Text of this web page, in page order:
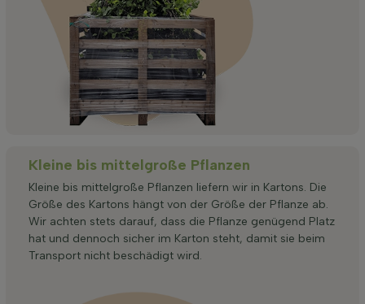
Kleine bis mittelgroße Pflanzen
Kleine bis mittelgroße Pflanzen liefern wir in Kartons. Die
Größe des Kartons hängt von der Größe der Pflanze ab.
Wir achten stets darauf, dass die Pflanze genügend Platz
hat und dennoch sicher im Karton steht, damit sie beim
Transport nicht beschädigt wird.